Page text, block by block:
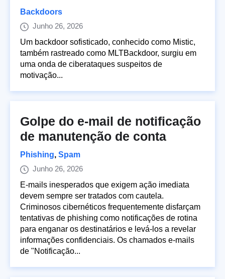
Backdoors
Junho 26, 2026
Um backdoor sofisticado, conhecido como Mistic,
também rastreado como MLTBackdoor, surgiu em
uma onda de ciberataques suspeitos de
motivação...
Golpe do e-mail de notificação
de manutenção de conta
Phishing, Spam
Junho 26, 2026
E-mails inesperados que exigem ação imediata
devem sempre ser tratados com cautela.
Criminosos cibernéticos frequentemente disfarçam
tentativas de phishing como notificações de rotina
para enganar os destinatários e levá-los a revelar
informações confidenciais. Os chamados e-mails
de "Notificação...